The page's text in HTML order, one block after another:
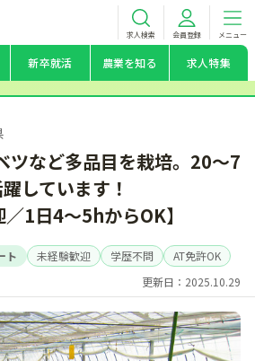
求人検索 会員登録 メニュー
新卒就活 農業を知る 求人特集
ツなど多品目を栽培。20～7
しています！
／1日4～5hからOK】
ト 未経験歓迎 学歴不問
AT免許OK
更新日：2025.10.29